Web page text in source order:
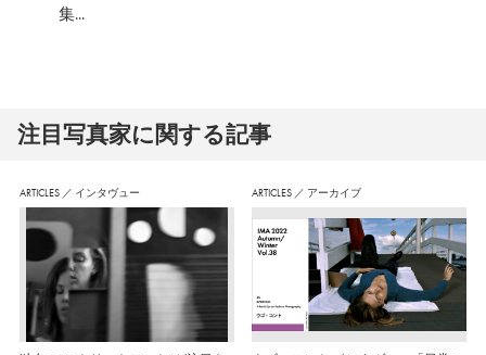
集...
注⽬写真家に関する記事
ARTICLES ／ インタヴュー ARTICLES ／ アーカイブ